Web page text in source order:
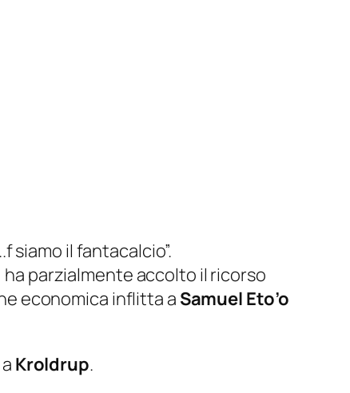
siamo il fantacalcio”.
parzialmente accolto il ricorso
economica inflitta a Samuel Eto’o
Kroldrup.